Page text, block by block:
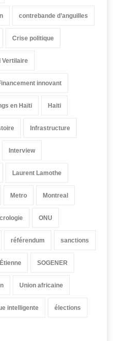
contrebande d’anguilles
Crise politique
Vertilaire
innovant
en Haïti Haiti
Infrastructure
Interview
Laurent Lamothe
Metro Montreal
ONU
référendum sanctions
SOGENER
Union africaine
intelligente élections